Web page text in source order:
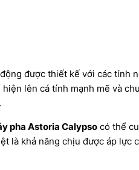
được thiết kế với các tính
lên cá tính mạnh mẽ và
pha Astoria Calypso có thể
là khả năng chịu được áp